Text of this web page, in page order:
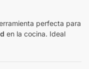
perfecta para
en la cocina. Ideal